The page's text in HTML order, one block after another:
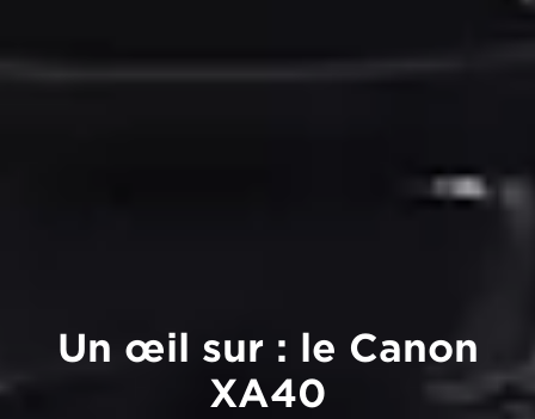
Un œil sur : le Canon
XA40